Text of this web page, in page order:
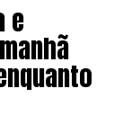
e